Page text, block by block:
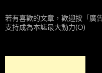
若有喜歡的文章，歡迎按「廣
支持成為本誌最大動力(O)